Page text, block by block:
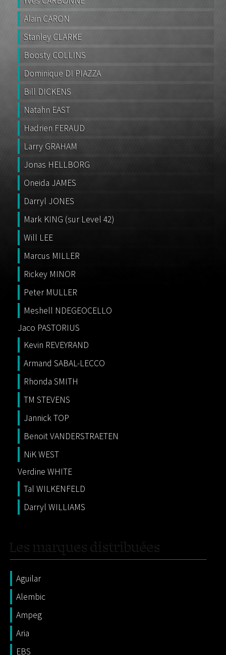
Alain CARON
Stanley CLARKE
Boosty COLLINS
Dominique DI PIAZZA
Bill DICKENS
Natahn EAST
Hadrien FERAUD
Larry GRAHAM
Jonas HELLBORG
Oneida JAMES
Darryl JONES
Mark KING (sur Level 42)
Will LEE
Marcus MILLER
Rickey MINOR
Peter MULLER
Meshell NDEGEOCELLO
Jaco PASTORIUS
Kevin REVEYRAND
Armand SABAL-LECCO
Rhonda SMITH
TM STEVENS
Jannick TOP
Benoit VANDERSTRAETEN
NiK WEST
Verdine WHITE
Tal WILKENFELD
Darryl WILLIAMS
Les marques distribuées
Aguilar
Alembic
Ampeg
Aria
EBS